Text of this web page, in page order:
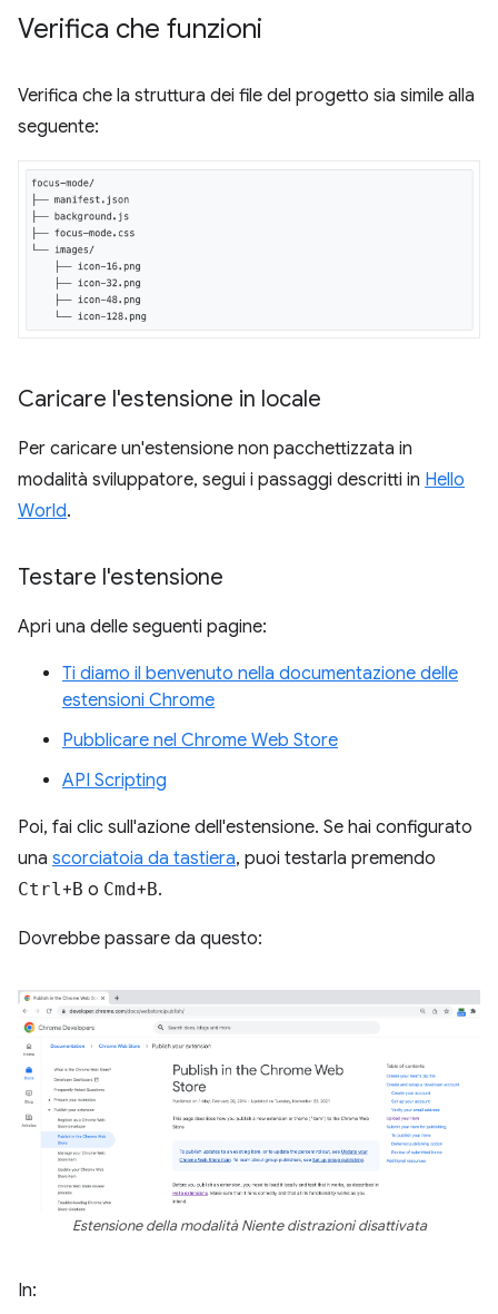
Verifica che funzioni
Verifica che la struttura dei file del progetto sia simile alla
seguente:
Caricare l'estensione in locale
Per caricare un'estensione non pacchettizzata in
modalità sviluppatore, segui i passaggi descritti in Hello
World.
Testare l'estensione
Apri una delle seguenti pagine:
Ti diamo il benvenuto nella documentazione delle
estensioni Chrome
Pubblicare nel Chrome Web Store
API Scripting
Poi, fai clic sull'azione dell'estensione. Se hai configurato
una scorciatoia da tastiera, puoi testarla premendo
Ctrl +B o Cmd+B.
Dovrebbe passare da questo:
Estensione della modalità Niente distrazioni disattivata
In: